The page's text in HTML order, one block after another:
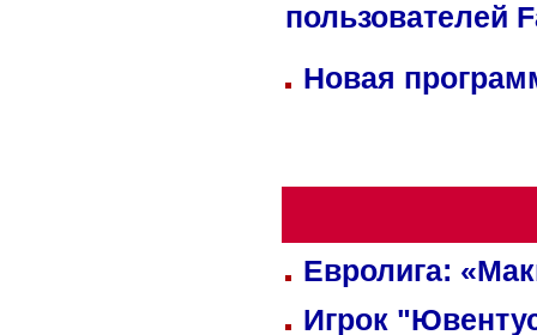
пользователей
Новая
Евролига:
Игрок